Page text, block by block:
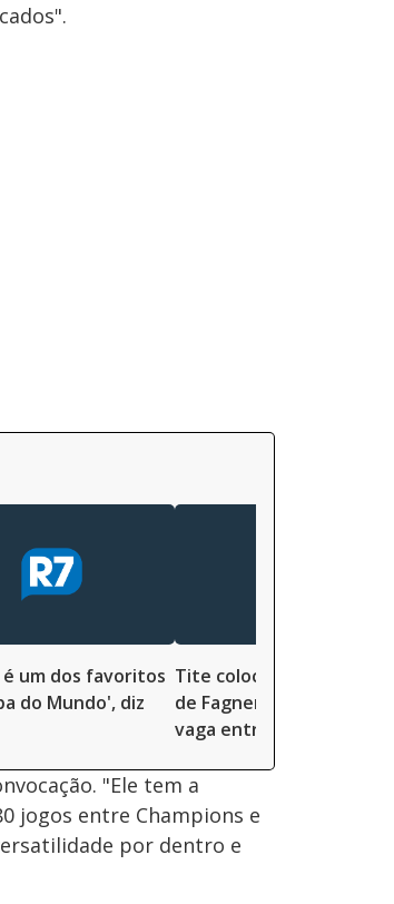
é um dos favoritos
do Mundo', diz
Tite coloca Danilo à frente
de Fagner na disputa por
vaga entre titulares
"Ele tem a
jogos entre Champions e
por dentro e